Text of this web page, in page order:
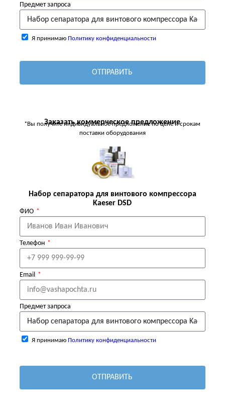
Предмет запроса
Я принимаю Политику конфиденциальности
ОТПРАВИТЬ
Заказать коммерческое предложение
*Вы получите индивидуальное предложение по цене и срокам
поставки оборудования
Набор сепаратора для винтового компрессора
Kaeser DSD
ФИО
Телефон
Email
Предмет запроса
Я принимаю Политику конфиденциальности
ОТПРАВИТЬ